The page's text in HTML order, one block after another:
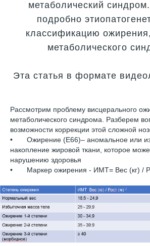
метаболический
подробно
классификацию
метаболического
Эта статья в формате
Рассмотрим проблему висцерального
метаболического синдрома. Разберем
возможности коррекции этой сложной
• Ожирение (Е66)– аномальное или
накопление жировой ткани, которое
нарушению здоровья
• Маркер ожирения - ИМТ= Вес (кг) /